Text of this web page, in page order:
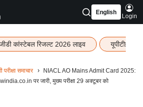
English
Login
कांस्टेबल रिजल्ट 2026 लाइव यूपीटीईटी
परीक्षा समाचार
NIACL AO Mains Admit Card 2025:
पर जारी, मुख्य परीक्षा 29 अक्टूबर को